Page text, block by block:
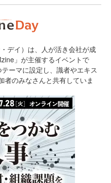
デイ）は、人が活き会社が成
」が主催するイベントで
ーマに設定し、識者やエキス
者のみなさんと共有していま